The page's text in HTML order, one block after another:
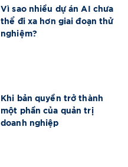
Vì sao nhiều dự án AI chưa
thể đi xa hơn giai đoạn thử
nghiệm?
Khi bản quyền trở thành
một phần của quản trị
doanh nghiệp